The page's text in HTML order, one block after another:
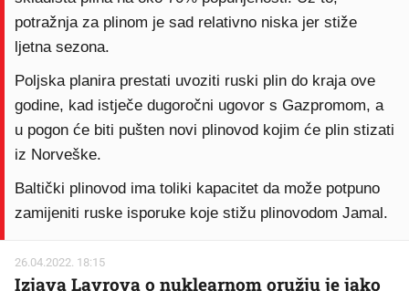
potražnja za plinom je sad relativno niska jer stiže
ljetna sezona.
Poljska planira prestati uvoziti ruski plin do kraja ove
godine, kad istječe dugoročni ugovor s Gazpromom, a
u pogon će biti pušten novi plinovod kojim će plin stizati
iz Norveške.
Baltički plinovod ima toliki kapacitet da može potpuno
zamijeniti ruske isporuke koje stižu plinovodom Jamal.
26.04.2022. 18:15
Izjava Lavrova o nuklearnom oružju je jako